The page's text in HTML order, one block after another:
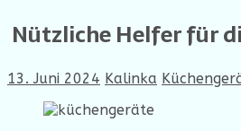
Nützliche Helfer für
13. Juni 2024 Kalinka